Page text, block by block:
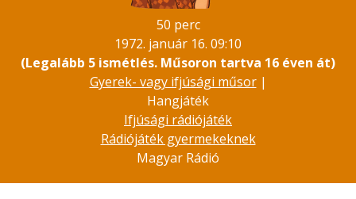
50 perc
1972. január 16. 09:10
(Legalább 5 ismétlés. Műsoron tartva 16 éven át)
Gyerek- vagy ifjúsági műsor|
Hangjáték
Ifjúsági rádiójáték
Rádiójáték gyermekeknek
Magyar Rádió